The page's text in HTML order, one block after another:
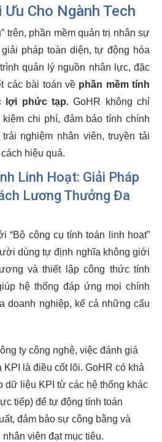
Cho Ngành Tech
trên, phần mềm quản trị nhân sự
pháp toàn diện, tự động hóa
quản lý nguồn nhân lực, đặc
các bài toán về phần mềm tính
lợi phức tạp. GoHR không chỉ
chi phí, đảm bảo tính chính
nghiệm nhân viên, truyền tải
hiệu quả.
Linh Hoạt: Giải Pháp
Lương Thưởng Đa
“Bộ công cụ tính toán linh hoạt”
dùng tự định nghĩa không giới
và thiết lập công thức tính
hệ thống đáp ứng mọi chính
doanh nghiệp, kể cả những cấu
ty công nghệ, việc đánh giá
KPI là điều cốt lõi. GoHR có khả
dữ liệu KPI từ các hệ thống khác
tiếp) để tự động tính toán
đảm bảo sự công bằng và
nhân viên đạt mục tiêu.